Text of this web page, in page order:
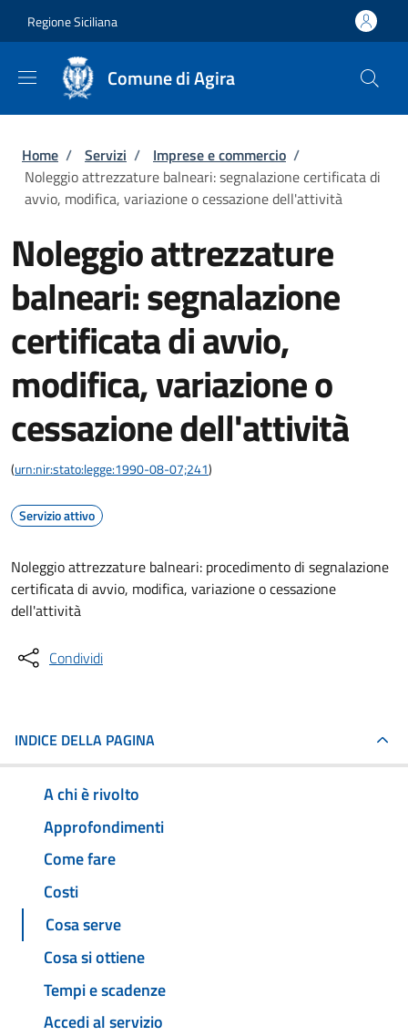
Regione Siciliana
Comune di Agira
Briciole di pane
Home / Servizi / Imprese e commercio /
Noleggio attrezzature balneari: segnalazione certificata di
avvio, modifica, variazione o cessazione dell'attività
Noleggio attrezzature
balneari: segnalazione
certificata di avvio,
modifica, variazione o
cessazione dell'attività
(urn:nir:stato:legge:1990-08-07;241)
Servizio attivo
Noleggio attrezzature balneari: procedimento di segnalazione
certificata di avvio, modifica, variazione o cessazione
dell'attività
Condividi
INDICE DELLA PAGINA
A chi è rivolto
Approfondimenti
Come fare
Costi
Cosa serve
Cosa si ottiene
Tempi e scadenze
Accedi al servizio